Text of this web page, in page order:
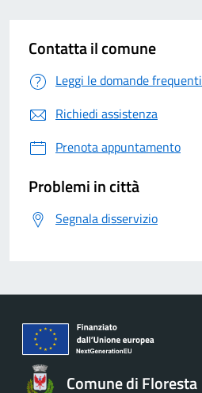
Contatta il comune
Leggi le domande frequenti
Richiedi assistenza
Prenota appuntamento
Problemi in città
Segnala disservizio
Comune di Floresta